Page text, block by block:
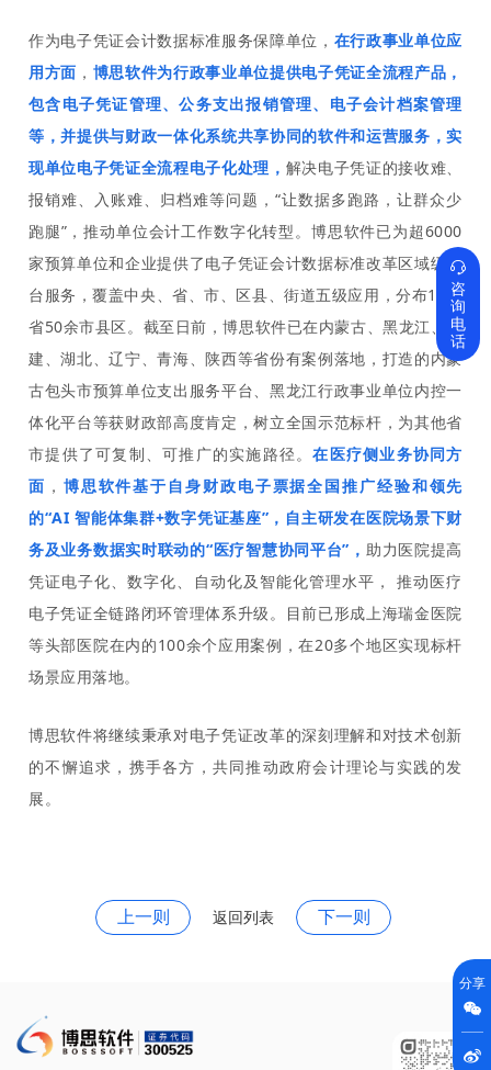
作为电子凭证会计数据标准服务保障单位， 在行政事业单位应
用方面 ， 博思软件为行政事业单位提供电子凭证全流程产品，
包含电子凭证管理、公务支出报销管理、电子会计档案管理
等，并提供与财政一体化系统共享协同的软件和运营服务，实
现单位电子凭证全流程电子化处理， 解决电子凭证的接收难、
报销难、入账难、归档难等问题，“让数据多跑路，让群众少
跑腿”，推动单位会计工作数字化转型。博思软件已为超6000
家预算单位和企业提供了电子凭证会计数据标准改革区域级平
台服务，覆盖中央、省、市、区县、街道五级应用，分布10余
省50余市县区。截至日前，博思软件已在内蒙古、黑龙江、福
建、湖北、辽宁、青海、陕西等省份有案例落地，打造的内蒙
古包头市预算单位支出服务平台、黑龙江行政事业单位内控一
体化平台等获财政部高度肯定，树立全国示范标杆，为其他省
市提供了可复制、可推广的实施路径。在医疗侧业务协同方
面 ， 博思软件基于自身财政电子票据全国推广经验和领先
的“AI 智能体集群+数字凭证基座”，自主研发在医院场景下财
务及业务数据实时联动的“医疗智慧协同平台”， 助力医院提高
凭证电子化、数字化、自动化及智能化管理水平， 推动医疗
电子凭证全链路闭环管理体系升级。目前已形成上海瑞金医院
等头部医院在内的100余个应用案例，在20多个地区实现标杆
场景应用落地。
博思软件将继续秉承对电子凭证改革的深刻理解和对技术创新
的不懈追求，携手各方，共同推动政府会计理论与实践的发
展。
分享


上一则 返回列表 下一则

咨
询
电
话